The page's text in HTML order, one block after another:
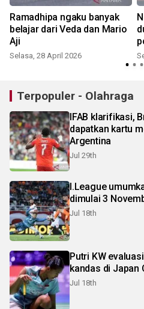
Ramadhipa ngaku banyak
belajar dari Veda dan Mario
Aji
Selasa, 28 April 2026
Terpopuler - Olahraga
IFAB klarifikasi,
dapatkan kartu
Argentina
Jul 29th
I.League
dimulai 3
Jul 18th
Putri KW
kandas di Japan
Jul 18th